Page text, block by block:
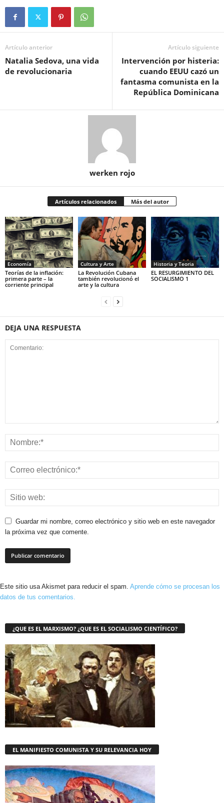
Artículo anterior
Natalia Sedova, una vida
de revolucionaria
Artículo siguiente
Intervención por histeria:
cuando EEUU cazó un
fantasma comunista en la
República Dominicana
werken rojo
Artículos relacionados Más del autor
Economía
Teorías de la inflación:
primera parte – la
corriente principal
Cultura y Arte
La Revolución Cubana
también revolucionó el
arte y la cultura
Historia y Teoria
EL RESURGIMIENTO DEL
SOCIALISMO 1
DEJA UNA RESPUESTA
Guardar mi nombre, correo electrónico y sitio web en este navegador
la próxima vez que comente.
Este sitio usa Akismet para reducir el spam. Aprende cómo se procesan los
datos de tus comentarios.
¿QUE ES EL MARXISMO? ¿QUE ES EL SOCIALISMO CIENTÍFICO?
EL MANIFIESTO COMUNISTA Y SU RELEVANCIA HOY